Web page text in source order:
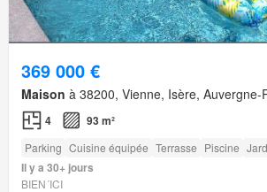
369 000 €
Maison à 38200, Vienne, Isère, Auvergne-
4 93 m²
Parking Cuisine équipée Terrasse Piscine
Il y a 30+ jours
BIEN´ICI